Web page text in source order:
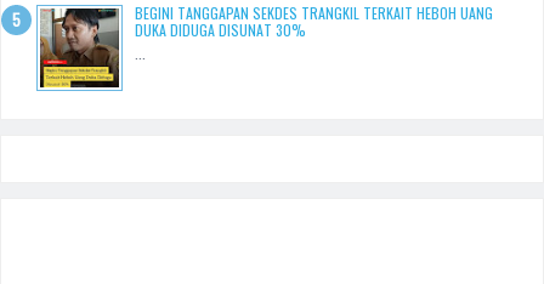
BEGINI TANGGAPAN SEKDES TRANGKIL TERKAIT HEBOH UANG
DUKA DIDUGA DISUNAT 30%